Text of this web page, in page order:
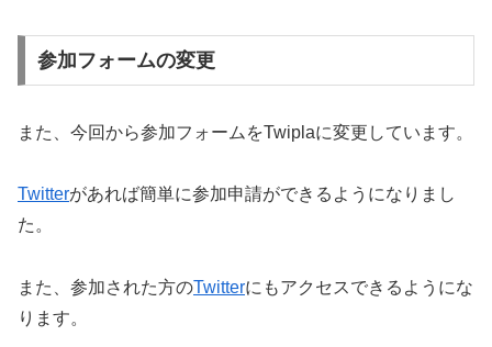
参加フォームの変更
また、今回から参加フォームをTwiplaに変更しています。
Twitterがあれば簡単に参加申請ができるようになりまし
た。
また、参加された方のTwitterにもアクセスできるようにな
ります。